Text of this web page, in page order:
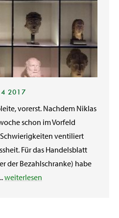
4 2017
vorerst. Nachdem Niklas
schon im Vorfeld
ventiliert
Für das Handelsblatt
der Bezahlschranke) habe
weiterlesen